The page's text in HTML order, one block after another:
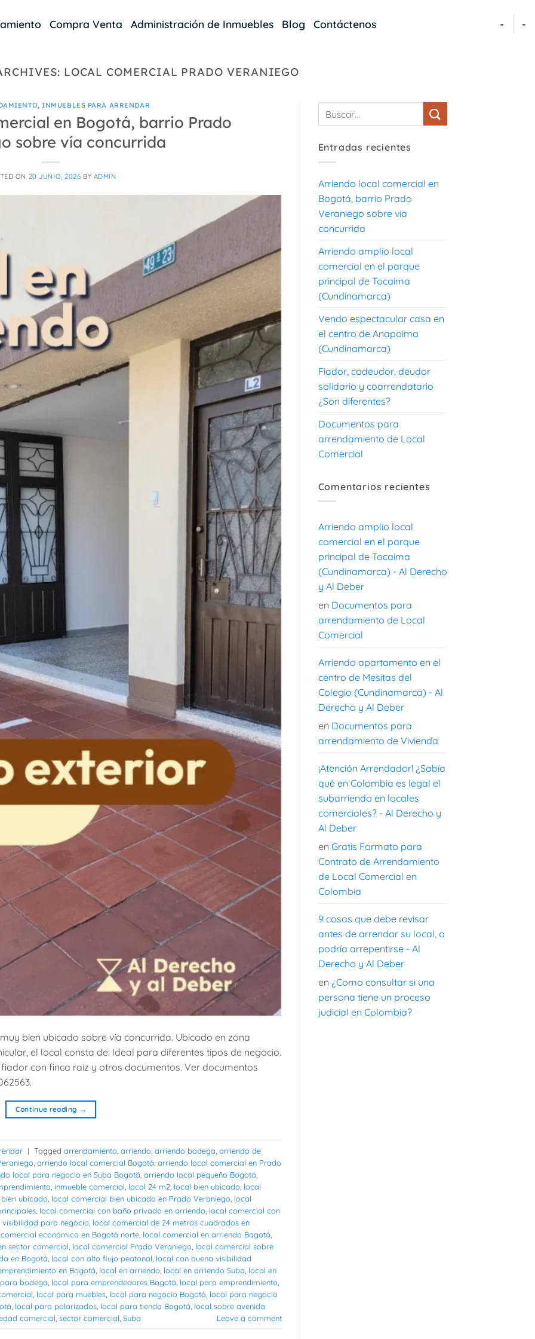
Compra Venta Administración de Inmuebles Blog Contáctenos - -
LOCAL COMERCIAL PRADO VERANIEGO
,INMUEBLES PARA ARRENDAR
en Bogotá, barrio Prado
sobre vía concurrida
ON 20 JUNIO, 2026 BY ADMIN
bien ubicado sobre vía concurrida. Ubicado en zona
el local consta de: Ideal para diferentes tipos de negocio.
con finca raiz y otros documentos. Ver documentos
Continue reading →
| Tagged arrendamiento arriendo arriendo bodega arriendo de
arriendo local comercial Bogotá arriendo local comercial en Prado
local para negocio en Suba Bogotá arriendo local pequeño Bogotá
inmueble comercial local 24 m2 local bien ubicado local
ubicado local comercial bien ubicado en Prado Veraniego local
local comercial con baño privado en arriendo local comercial con
para negocio local comercial de 24 metros cuadrados en
económico en Bogotá norte local comercial en arriendo Bogotá
sector comercial local comercial Prado Veraniego local comercial sobre
en Bogotá local con alto flujo peatonal local con buena visibilidad
en Bogotá local en arriendo local en arriendo Suba local en
bodega local para emprendedores Bogotá local para emprendimiento
local para muebles local para negocio Bogotá local para negocio
local para polarizados local para tienda Bogotá local sobre avenida
comercial sector comercial Suba Leave a comment
Entradas recientes
Arriendo local comercial en
Bogotá, barrio Prado
Veraniego sobre vía
concurrida
Arriendo amplio local
comercial en el parque
principal de Tocaima
(Cundinamarca)
Vendo espectacular casa en
el centro de Anapoima
(Cundinamarca)
Fiador, codeudor, deudor
solidario y coarrendatario
¿Son diferentes?
Documentos para
arrendamiento de Local
Comercial
Comentarios recientes
Arriendo amplio local
comercial en el parque
principal de Tocaima
(Cundinamarca) - Al Derecho
y Al Deber
en Documentos para
arrendamiento de Local
Comercial
Arriendo apartamento en el
centro de Mesitas del
Colegio (Cundinamarca) - Al
Derecho y Al Deber
en Documentos para
arrendamiento de Vivienda
¡Atención Arrendador! ¿Sabía
qué en Colombia es legal el
subarriendo en locales
comerciales? - Al Derecho y
Al Deber
en Gratis Formato para
Contrato de Arrendamiento
de Local Comercial en
Colombia
9 cosas que debe revisar
antes de arrendar su local, o
podría arrepentirse - Al
Derecho y Al Deber
en ¿Como consultar si una
persona tiene un proceso
judicial en Colombia?